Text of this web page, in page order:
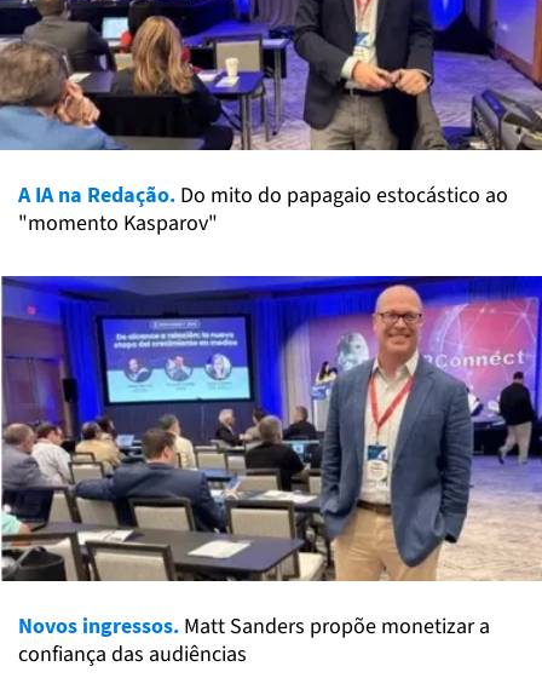
A IA na Redação. Do mito do papagaio estocástico ao
"momento Kasparov"
Novos ingressos. Matt Sanders propõe monetizar a
confiança das audiências